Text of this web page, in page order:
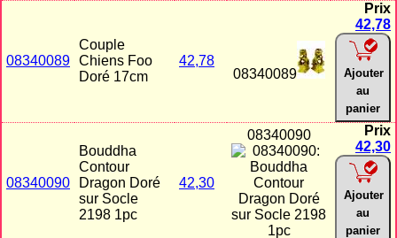
08340089
Couple
Chiens Foo
Doré 17cm
42,78
08340089
Prix
42,78
Ajouter
au
panier
08340090
Bouddha
Contour
Dragon Doré
sur Socle
2198 1pc
42,30
08340090
Prix
42,30
Ajouter
au
panier